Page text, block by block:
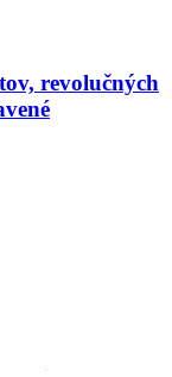
revolučných